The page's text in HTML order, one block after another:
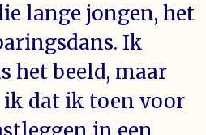
lange jongen, het
Ik
het beeld, maar
dat ik toen voor